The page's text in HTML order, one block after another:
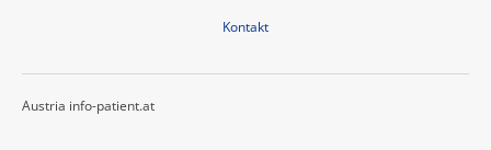
Kontakt
Austria info-patient.at